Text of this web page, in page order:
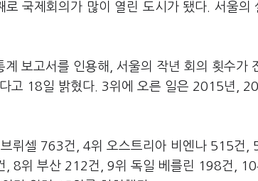
국제회의가 많이 열린 도시가 됐다. 서울의
보고서를 인용해, 서울의 작년 회의 횟수가
고 18일 밝혔다. 3위에 오른 일은 2015년,
뤼셀 763건, 4위 오스트리아 비엔나 515건,
8위 부산 212건, 9위 독일 베를린 198건,